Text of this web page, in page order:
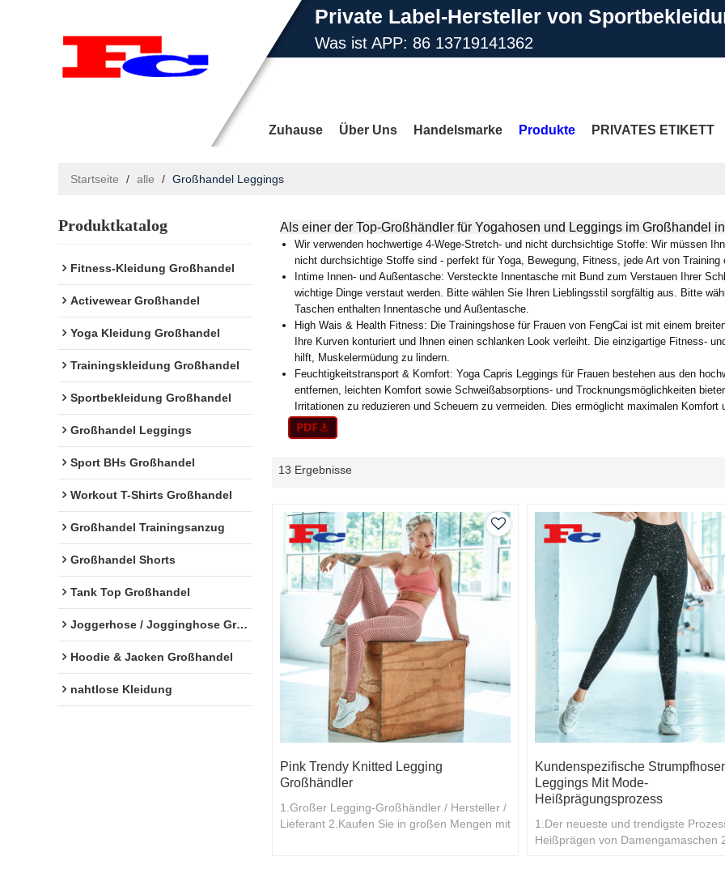
Private Label-Hersteller von
Was ist APP: 86 13719141362
Zuhause Über Uns Handelsmarke Produkte PRIVATES ETIKETT
Nachrichten Kontaktiere Uns FAQ MEHR SEITEN
Startseite / alle / Großhandel Leggings
Produktkatalog
Fitness-Kleidung Großhandel
Activewear Großhandel
Yoga Kleidung Großhandel
Trainingskleidung Großhandel
Sportbekleidung Großhandel
Großhandel Leggings
Sport BHs Großhandel
Workout T-Shirts Großhandel
Großhandel Trainingsanzug
Großhandel Shorts
Tank Top Großhandel
Joggerhose / Jogginghose Großhandel
Hoodie & Jacken Großhandel
nahtlose Kleidung
Als einer der Top-Großhändler für Yogahosen und Leggings im Großhandel
Wir verwenden hochwertige 4-Wege-Stretch- und nicht durchsichtige Stoffe: Wir müssen
nicht durchsichtige Stoffe sind - perfekt für Yoga, Bewegung, Fitness, jede Art von
Intime Innen- und Außentasche: Versteckte Innentasche mit Bund zum Verstauen Ihrer
wichtige Dinge verstaut werden. Bitte wählen Sie Ihren Lieblingsstil sorgfältig aus. Bitte
Taschen enthalten Innentasche und Außentasche.
High Wais & Health Fitness: Die Trainingshose für Frauen von FengCai ist mit einem
Ihre Kurven konturiert und Ihnen einen schlanken Look verleiht. Die einzigartige Fitness-
hilft, Muskelermüdung zu lindern.
Feuchtigkeitstransport & Komfort: Yoga Capris Leggings für Frauen bestehen aus den
entfernen, leichten Komfort sowie Schweißabsorptions- und Trocknungsmöglichkeiten
Irritationen zu reduzieren und Scheuern zu vermeiden. Dies ermöglicht maximalen Komfort
13 Ergebnisse
Pink Trendy Knitted Legging
Großhändler
1.Großer Legging-Großhändler / Hersteller /
Lieferant 2.Kaufen Sie in großen Mengen mit
Kundenspezifische
Leggings Mit Mode-
Heißprägungsprozess
1.Der neueste und trendigste
Heißprägen von Damengamaschen